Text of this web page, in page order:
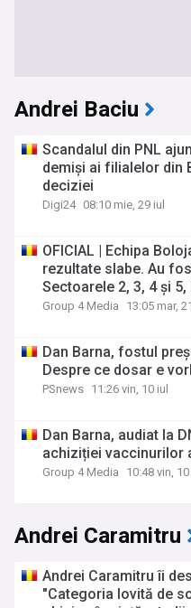
Andrei Baciu
Scandalul din PNL
demiși ai filialelor din
deciziei
Digi24 08:10 mie, 29 iul
OFICIAL | Echipa
rezultate slabe. Au
Sectoarele 2, 3, 4 și
Group 4 Media 13:05 mar,
Dan Barna, fostul
Despre ce dosar e
PSnews 11:26 vin, 10 iul
Dan Barna, audiat la
achiziției vaccinurilor
Group 4 Media 10:48 vin, 10
Andrei Caramitru
Andrei Caramitru îi
"Categoria lovită de